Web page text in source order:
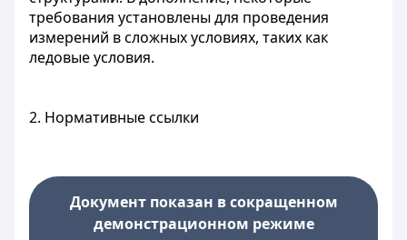
требования установлены для проведения
измерений в сложных условиях, таких как
ледовые условия.
2. Нормативные ссылки
Документ показан в сокращенном
демонстрационном режиме